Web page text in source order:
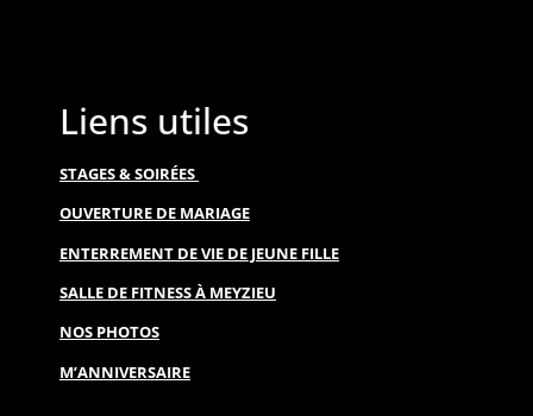
Liens utiles
STAGES & SOIRÉES
OUVERTURE DE MARIAGE
ENTERREMENT DE VIE DE JEUNE FILLE
SALLE DE FITNESS À MEYZIEU
NOS PHOTOS
M’ANNIVERSAIRE